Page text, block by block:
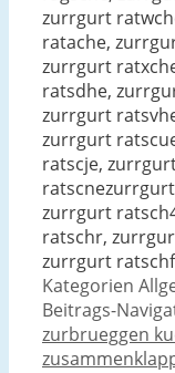
zurrgurt
ratache,
zurrgurt
ratsdhe,
zurrgurt
zurrgurt
ratscje,
zurrgurt
ratschr,
zurrgurt ratschf
Kategorien
Beitrags-
zurbrueggen